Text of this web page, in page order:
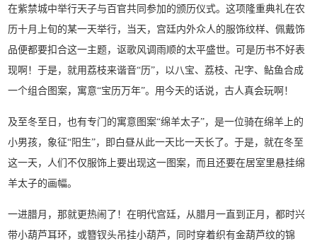
在紫禁城中举行天子与百官共同参加的颁历仪式。这项隆重典礼在农
历十月上旬的某一天举行，当天，宫廷内外众人的服饰纹样、佩戴饰
品便都要扣合这一主题，讴歌风调雨顺的太平盛世。可是历书不好表
现啊！于是，就用荔枝来谐音“历”，以八宝、荔枝、卍字、鲇鱼合成
一个组合图案，寓意“宝历万年”。用今天的话说，古人真会玩啊！
及至冬至日，也有专门的寓意图案“绵羊太子”，是一位骑在绵羊上的
小男孩，象征“阳生”，即白昼从此一天比一天长了。于是，就在冬至
这一天，人们不仅服饰上要出现这一图案，而且还要在居室里悬挂绵
羊太子的画幅。
一进腊月，那就更热闹了！在明代宫廷，从腊月一直到正月，都时兴
带小葫芦耳环，或簪钗头吊挂小葫芦，同时穿着织有金葫芦纹的锦